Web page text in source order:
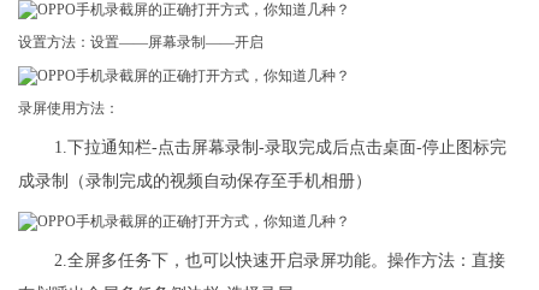
设置方法：设置——屏幕录制——开启
录屏使用方法：
1.下拉通知栏-点击屏幕录制-录取完成后点击桌面-停止图标完
成录制（录制完成的视频自动保存至手机相册）
2.全屏多任务下，也可以快速开启录屏功能。操作方法：直接